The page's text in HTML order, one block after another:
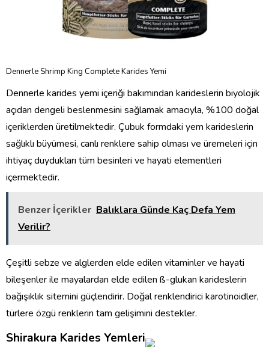
Dennerle Shrimp King Complete Karides Yemi
Dennerle karides yemi içeriği bakımından karideslerin biyolojik
açıdan dengeli beslenmesini sağlamak amacıyla, %100 doğal
içeriklerden üretilmektedir. Çubuk formdaki yem karideslerin
sağlıklı büyümesi, canlı renklere sahip olması ve üremeleri için
ihtiyaç duydukları tüm besinleri ve hayati elementleri
içermektedir.
Benzer İçerikler Balıklara Günde Kaç Defa Yem
Verilir?
Çeşitli sebze ve alglerden elde edilen vitaminler ve hayati
bileşenler ile mayalardan elde edilen ß-glukan karideslerin
bağışıklık sitemini güçlendirir. Doğal renklendirici karotinoidler,
türlere özgü renklerin tam gelişimini destekler.
Shirakura Karides Yemleri